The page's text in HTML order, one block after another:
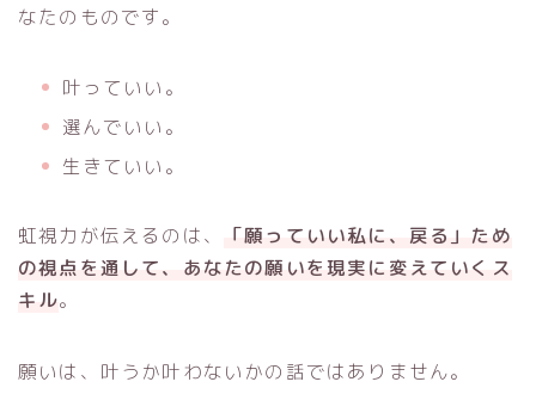
なたのものです。
叶っていい。
選んでいい。
生きていい。
虹視力が伝えるのは、
「願っていい私に、戻る」ため
の視点を通して、あなたの願いを現実に変えていくス
キル。
願いは、叶うか叶わないかの話ではありません。